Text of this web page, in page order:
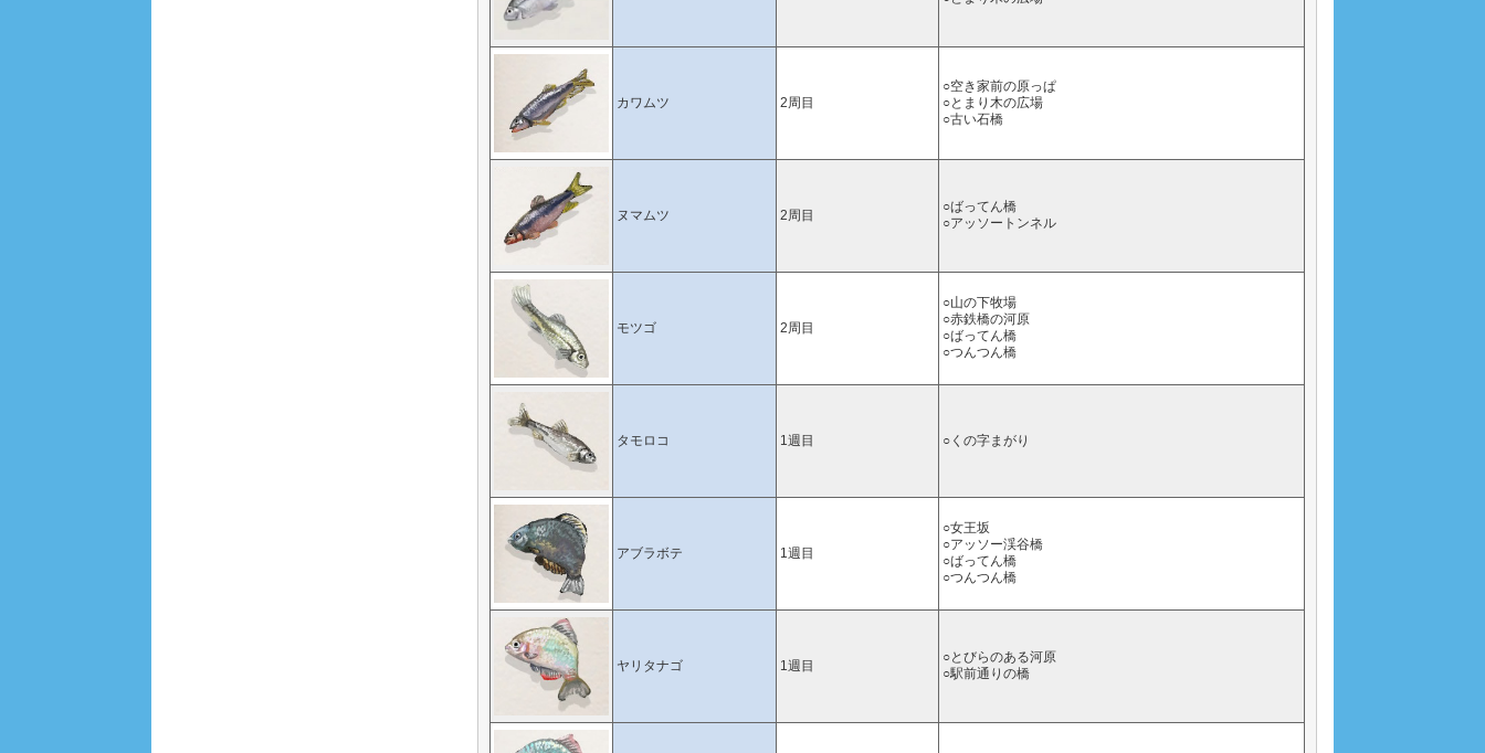
カワムツ 2周目
○空き家前の原っぱ
○とまり木の広場
○古い石橋
ヌマムツ 2周目
○ばってん橋
○アッソートンネル
モツゴ 2周目
○山の下牧場
○赤鉄橋の河原
○ばってん橋
○つんつん橋
タモロコ 1週目 ○くの字まがり
アブラボテ 1週目
○女王坂
○アッソー渓谷橋
○ばってん橋
○つんつん橋
ヤリタナゴ 1週目
○とびらのある河原
○駅前通りの橋